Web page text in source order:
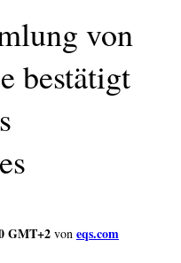
von
bestätigt
GMT+2 von eqs.com